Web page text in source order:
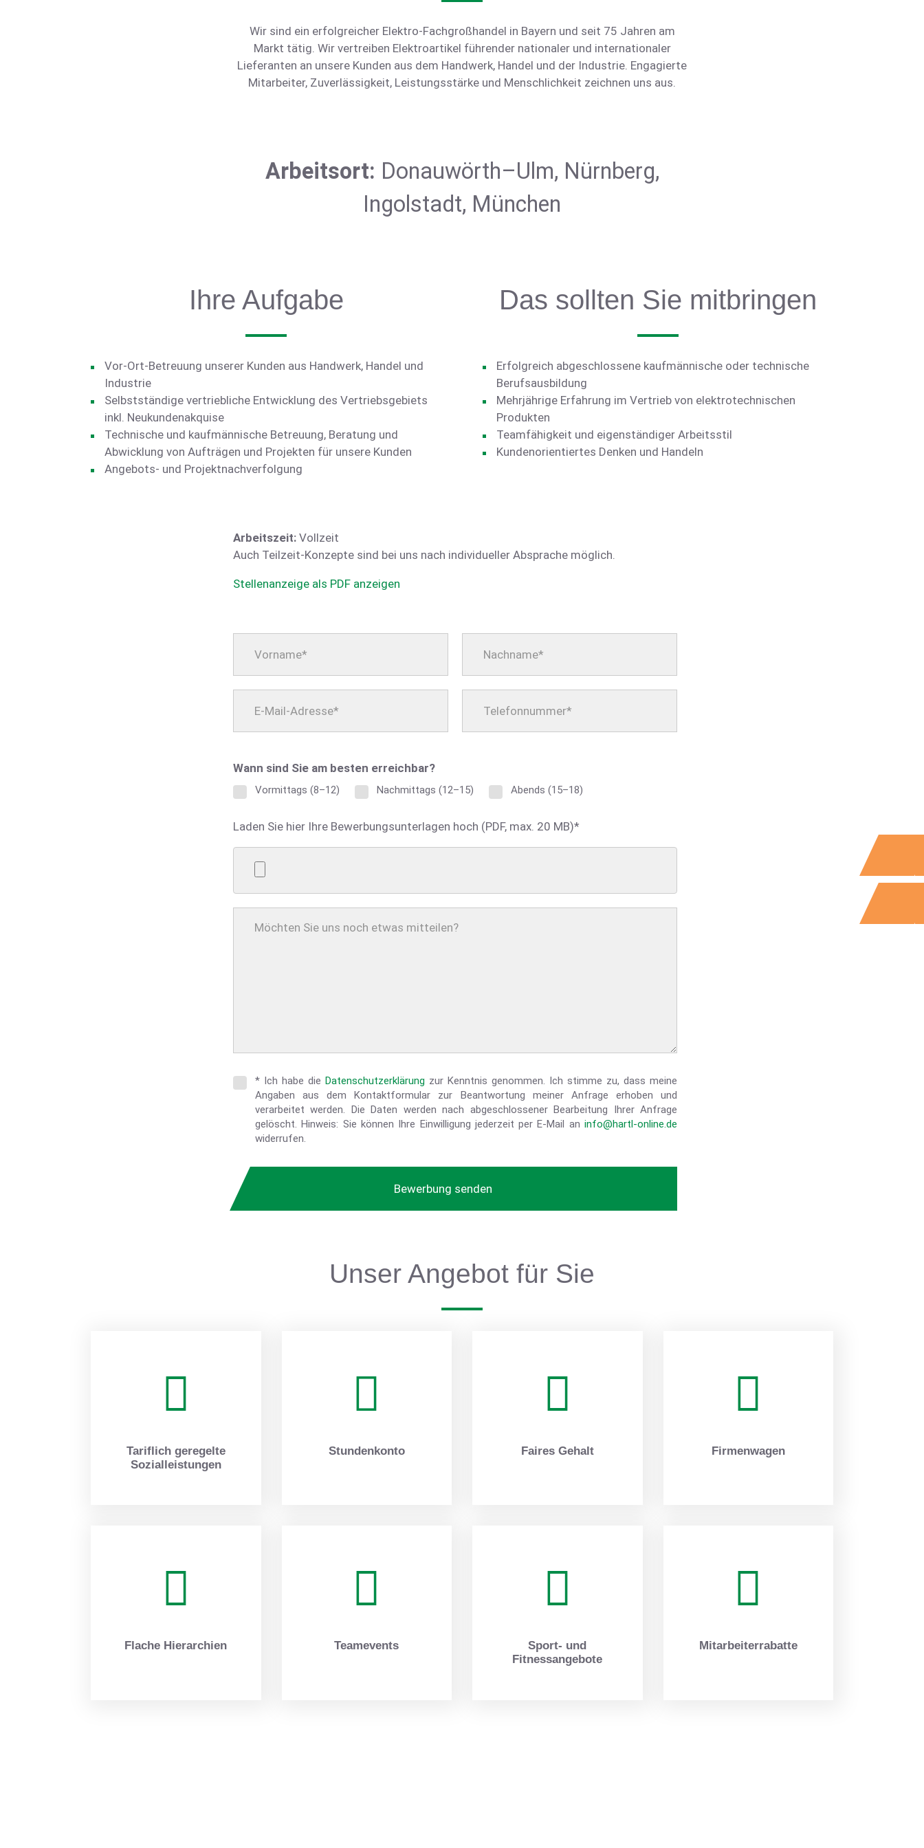
Wir sind ein erfolgreicher Elektro-Fachgroßhandel in Bayern und seit 75 Jahren am
Markt tätig. Wir vertreiben Elektroartikel führender nationaler und internationaler
Lieferanten an unsere Kunden aus dem Handwerk, Handel und der Industrie. Engagierte
Mitarbeiter, Zuverlässigkeit, Leistungsstärke und Menschlichkeit zeichnen uns aus.
Arbeitsort: Donauwörth–Ulm, Nürnberg,
Ingolstadt, München
Ihre Aufgabe
Vor-Ort-Betreuung unserer Kunden aus Handwerk, Handel und
Industrie
Selbstständige vertriebliche Entwicklung des Vertriebsgebiets
inkl. Neukundenakquise
Technische und kaufmännische Betreuung, Beratung und
Abwicklung von Aufträgen und Projekten für unsere Kunden
Angebots- und Projektnachverfolgung
Das sollten Sie mitbringen
Erfolgreich abgeschlossene kaufmännische oder technische
Berufsausbildung
Mehrjährige Erfahrung im Vertrieb von elektrotechnischen
Produkten
Teamfähigkeit und eigenständiger Arbeitsstil
Kundenorientiertes Denken und Handeln
Arbeitszeit: Vollzeit
Auch Teilzeit-Konzepte sind bei uns nach individueller Absprache möglich.
Stellenanzeige als PDF anzeigen
Wann sind Sie am besten erreichbar?
Vormittags (8–12) Nachmittags (12–15) Abends (15–18)
Laden Sie hier Ihre Bewerbungsunterlagen hoch (PDF, max. 20 MB)*
* Ich habe die Datenschutzerklärung zur Kenntnis genommen. Ich stimme zu, dass meine
Angaben aus dem Kontaktformular zur Beantwortung meiner Anfrage erhoben und
verarbeitet werden. Die Daten werden nach abgeschlossener Bearbeitung Ihrer Anfrage
gelöscht. Hinweis: Sie können Ihre Einwilligung jederzeit per E-Mail an info@hartl-online.de
widerrufen.
Bewerbung senden
Unser Angebot für Sie
Tariflich geregelte
Sozialleistungen
Stundenkonto Faires Gehalt Firmenwagen
Flache Hierarchien Teamevents
Sport- und
Fitnessangebote
Mitarbeiterrabatte